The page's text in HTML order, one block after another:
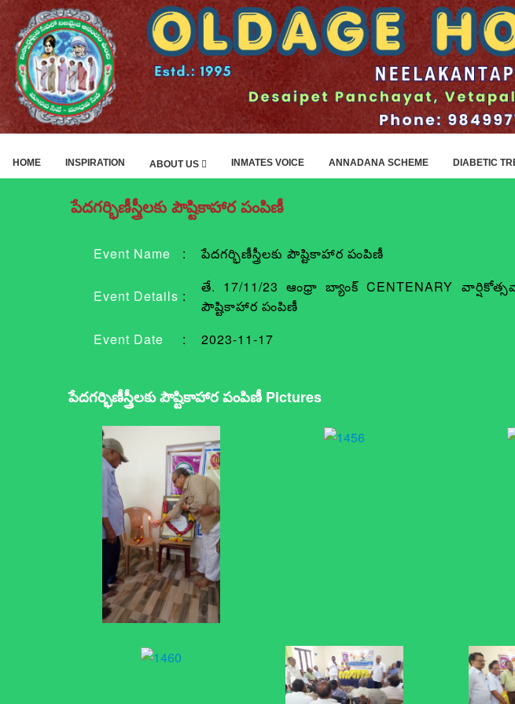
HOME INSPIRATION ABOUT US INMATES VOICE ANNADANA SCHEME DIABETIC
పేదగర్భిణీస్త్రీలకు పౌష్టికాహార పంపిణీ
Event Name : పేదగర్భిణీస్త్రీలకు పౌష్టికాహార పంపిణీ
Event Details :
తే. 17/11/23 ఆంధ్రా బ్యాంక్ CENTENARY
పౌష్టికాహార పంపిణీ
Event Date
: 2023-11-17
పేదగర్భిణీస్త్రీలకు పౌష్టికాహార పంపిణీ Pictures